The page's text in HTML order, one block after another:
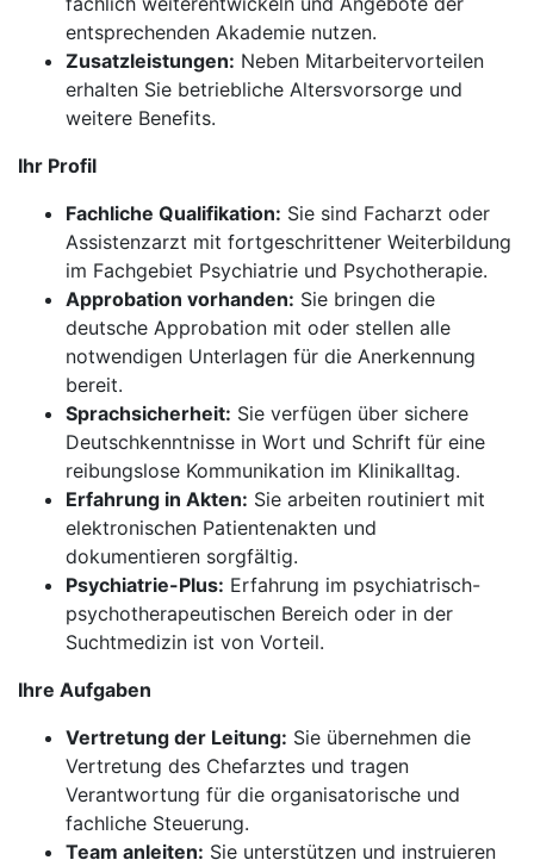
entsprechenden Akademie nutzen.
Zusatzleistungen: Neben Mitarbeitervorteilen
erhalten Sie betriebliche Altersvorsorge und
weitere Benefits.
Ihr Profil
Fachliche Qualifikation: Sie sind Facharzt oder
Assistenzarzt mit fortgeschrittener Weiterbildung
im Fachgebiet Psychiatrie und Psychotherapie.
Approbation vorhanden: Sie bringen die
deutsche Approbation mit oder stellen alle
notwendigen Unterlagen für die Anerkennung
bereit.
Sprachsicherheit: Sie verfügen über sichere
Deutschkenntnisse in Wort und Schrift für eine
reibungslose Kommunikation im Klinikalltag.
Erfahrung in Akten: Sie arbeiten routiniert mit
elektronischen Patientenakten und
dokumentieren sorgfältig.
Psychiatrie-Plus: Erfahrung im psychiatrisch-
psychotherapeutischen Bereich oder in der
Suchtmedizin ist von Vorteil.
Ihre Aufgaben
Vertretung der Leitung: Sie übernehmen die
Vertretung des Chefarztes und tragen
Verantwortung für die organisatorische und
fachliche Steuerung.
Team anleiten: Sie unterstützen und instruieren